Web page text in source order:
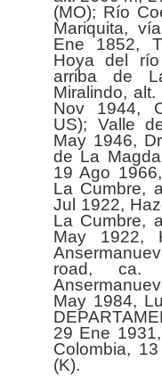
(MO); Río
Mariquita,
Ene 1852,
Hoya del río
arriba de
Miralindo,
Nov 1944,
US); Valle
May 1946,
de La
19 Ago
La Cumbre,
Jul 1922,
La Cumbre,
May 1922,
road,
May 1984,
29 Ene
Colombia,